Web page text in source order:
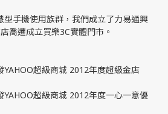
型手機使用族群，我們成立了力易通興
喬遷成立買樂3C實體門市。
超級商城 2012年度超級金店
超級商城 2012年度一心一意優